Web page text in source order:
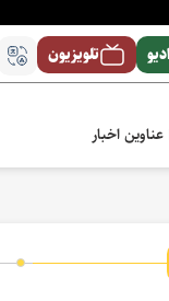
تلویزیون
عناوین اخبار